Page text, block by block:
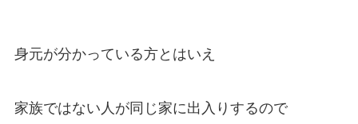
身元が分かっている方とはいえ
家族ではない人が同じ家に出入りするので